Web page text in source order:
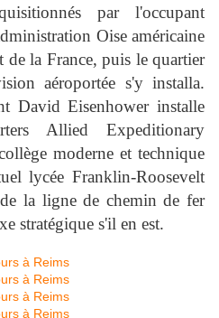
par l'occupant
Oise américaine
de la France, puis le quartier
aéroportée s'y installa.
David Eisenhower installe
Allied Expeditionary
moderne et technique
lycée Franklin-Roosevelt
la ligne de chemin de fer
stratégique s'il en est.